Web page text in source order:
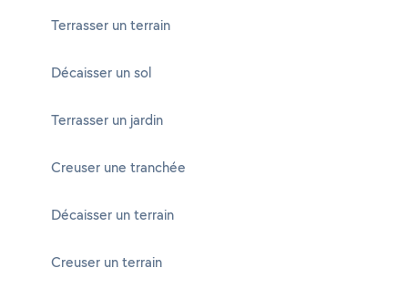
Terrasser un terrain
Décaisser un sol
Terrasser un jardin
Creuser une tranchée
Décaisser un terrain
Creuser un terrain